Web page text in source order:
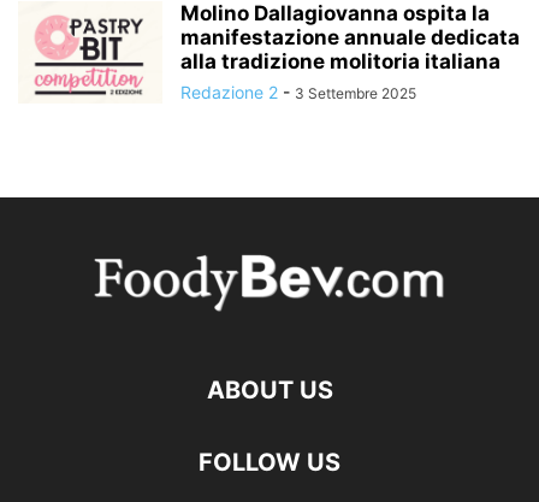
Molino Dallagiovanna ospita la
manifestazione annuale dedicata
alla tradizione molitoria italiana
Redazione 2 - 3 Settembre 2025
ABOUT US
FOLLOW US